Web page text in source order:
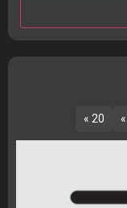
« 20